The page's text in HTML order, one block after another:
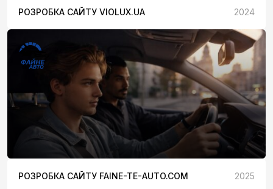
РОЗРОБКА САЙТУ VIOLUX.UA 2024
РОЗРОБКА САЙТУ FAINE-TE-AUTO.COM 2025